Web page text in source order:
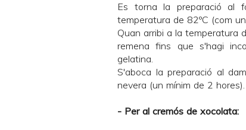
Es torna la preparació
temperatura de 82ºC (com
Quan arribi a la temperatura
remena fins que s'hagi
gelatina.
S'aboca la preparació al
nevera (un mínim de 2 hores).
- Per al cremós de xocolata: